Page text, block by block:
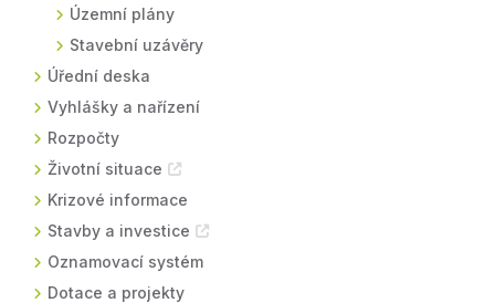
Územní plány
Stavební uzávěry
Úřední deska
Vyhlášky a nařízení
Rozpočty
Životní situace
Krizové informace
Stavby a investice
Oznamovací systém
Dotace a projekty